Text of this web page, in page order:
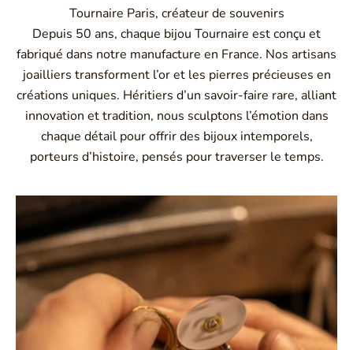
Tournaire Paris, créateur de souvenirs
Depuis 50 ans, chaque bijou Tournaire est conçu et
fabriqué dans notre manufacture en France. Nos artisans
joailliers transforment l’or et les pierres précieuses en
créations uniques. Héritiers d’un savoir-faire rare, alliant
innovation et tradition, nous sculptons l’émotion dans
chaque détail pour offrir des bijoux intemporels,
porteurs d’histoire, pensés pour traverser le temps.
Montbrison, Lyon, Paris
Philippe & mathieu tournaire